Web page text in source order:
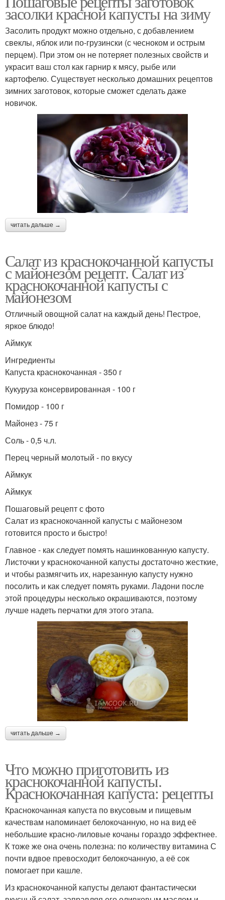
капусты
Капуста для похудения
Рецепт из белокочанной
Щи из краснокочанной
Салат из молодой
Капуста в мультиварке
засолки красной капусты на зиму
Засолить продукт можно отдельно, с добавлением
свеклы, яблок или по-грузински (с чесноком и острым
перцем). При этом он не потеряет полезных свойств и
украсит ваш стол как гарнир к мясу, рыбе или
картофелю. Существует несколько домашних рецептов
зимних заготовок, которые сможет сделать даже
новичок.
читать дальше →
Салат из краснокочанной капусты
с майонезом рецепт. Салат из
краснокочанной капусты с
майонезом
Отличный овощной салат на каждый день! Пестрое,
яркое блюдо!
Аймкук
Ингредиенты
Капуста краснокочанная - 350 г
Кукуруза консервированная - 100 г
Помидор - 100 г
Майонез - 75 г
Соль - 0,5 ч.л.
Перец черный молотый - по вкусу
Аймкук
Аймкук
Пошаговый рецепт с фото
Салат из краснокочанной капусты с майонезом
готовится просто и быстро!
Главное - как следует помять нашинкованную капусту.
Листочки у краснокочанной капусты достаточно жесткие,
и чтобы размягчить их, нарезанную капусту нужно
посолить и как следует помять руками. Ладони после
этой процедуры несколько окрашиваются, поэтому
лучше надеть перчатки для этого этапа.
читать дальше →
Что можно приготовить из
краснокочанной капусты.
Краснокочанная капуста: рецепты
Краснокочанная капуста по вкусовым и пищевым
качествам напоминает белокочанную, но на вид её
небольшие красно-лиловые кочаны гораздо эффектнее.
К тоже же она очень полезна: по количеству витамина С
почти вдвое превосходит белокочанную, а её сок
помогает при кашле.
Из краснокочанной капусты делают фантастически